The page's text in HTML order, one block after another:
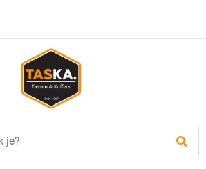
besteld, is vandaag verzonden!